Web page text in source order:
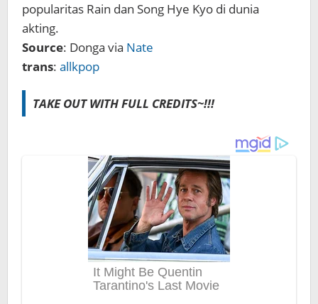
popularitas Rain dan Song Hye Kyo di dunia
akting.
Source: Donga via Nate
trans: allkpop
TAKE OUT WITH FULL CREDITS~!!!